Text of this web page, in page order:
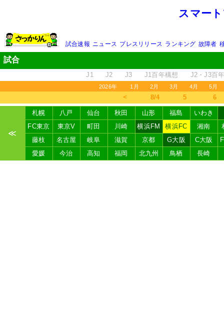
スマー
試合速報 ニュース プレスリリース ランキング 故障者
試合
J1 J2 J3 J1百年構想 J2・J3百
2026年 1月 2月 3月 4月 5月
＜ 8/4 5 6
≪
札幌 八戸 仙台 秋田 山形 福島
いわき
FC東京
東京V 町田 川崎 横浜FM 横浜FC 湘南
藤枝
名古屋 岐阜 滋賀 京都 G大阪 C大阪
愛媛
今治 高知 福岡 北九州 鳥栖 長崎